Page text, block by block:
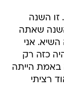
השנה
השנה שאתה
אני
כזה רק
באמת הייתה
רציתי